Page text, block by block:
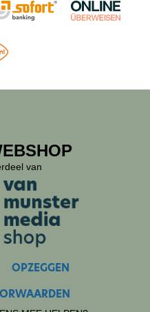
van
OPZEGGEN